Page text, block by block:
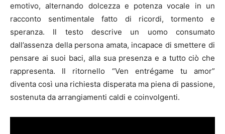
emotivo, alternando dolcezza e potenza vocale in un
racconto sentimentale fatto di ricordi, tormento e
speranza. Il testo descrive un uomo consumato
dall’assenza della persona amata, incapace di smettere di
pensare ai suoi baci, alla sua presenza e a tutto ciò che
rappresenta. Il ritornello “Ven entrégame tu amor”
diventa così una richiesta disperata ma piena di passione,
sostenuta da arrangiamenti caldi e coinvolgenti.